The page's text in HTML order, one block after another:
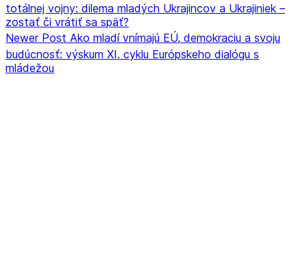
totálnej vojny: dilema mladých Ukrajincov a Ukrajiniek –
zostať či vrátiť sa späť?
Newer Post Ako mladí vnímajú EÚ, demokraciu a svoju
budúcnosť: výskum XI. cyklu Európskeho dialógu s
mládežou